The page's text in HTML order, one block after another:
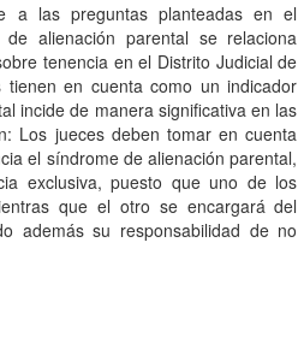
a las preguntas planteadas en el
alienación parental se relaciona
tenencia en el Distrito Judicial de
en cuenta como un indicador
incide de manera significativa en las
Los jueces deben tomar en cuenta
el síndrome de alienación parental,
exclusiva, puesto que uno de los
que el otro se encargará del
además su responsabilidad de no